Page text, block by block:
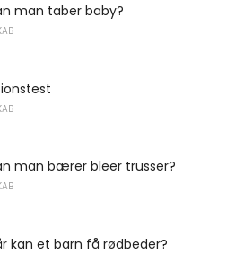
man taber baby?
man bærer bleer trusser?
kan et barn få rødbeder?